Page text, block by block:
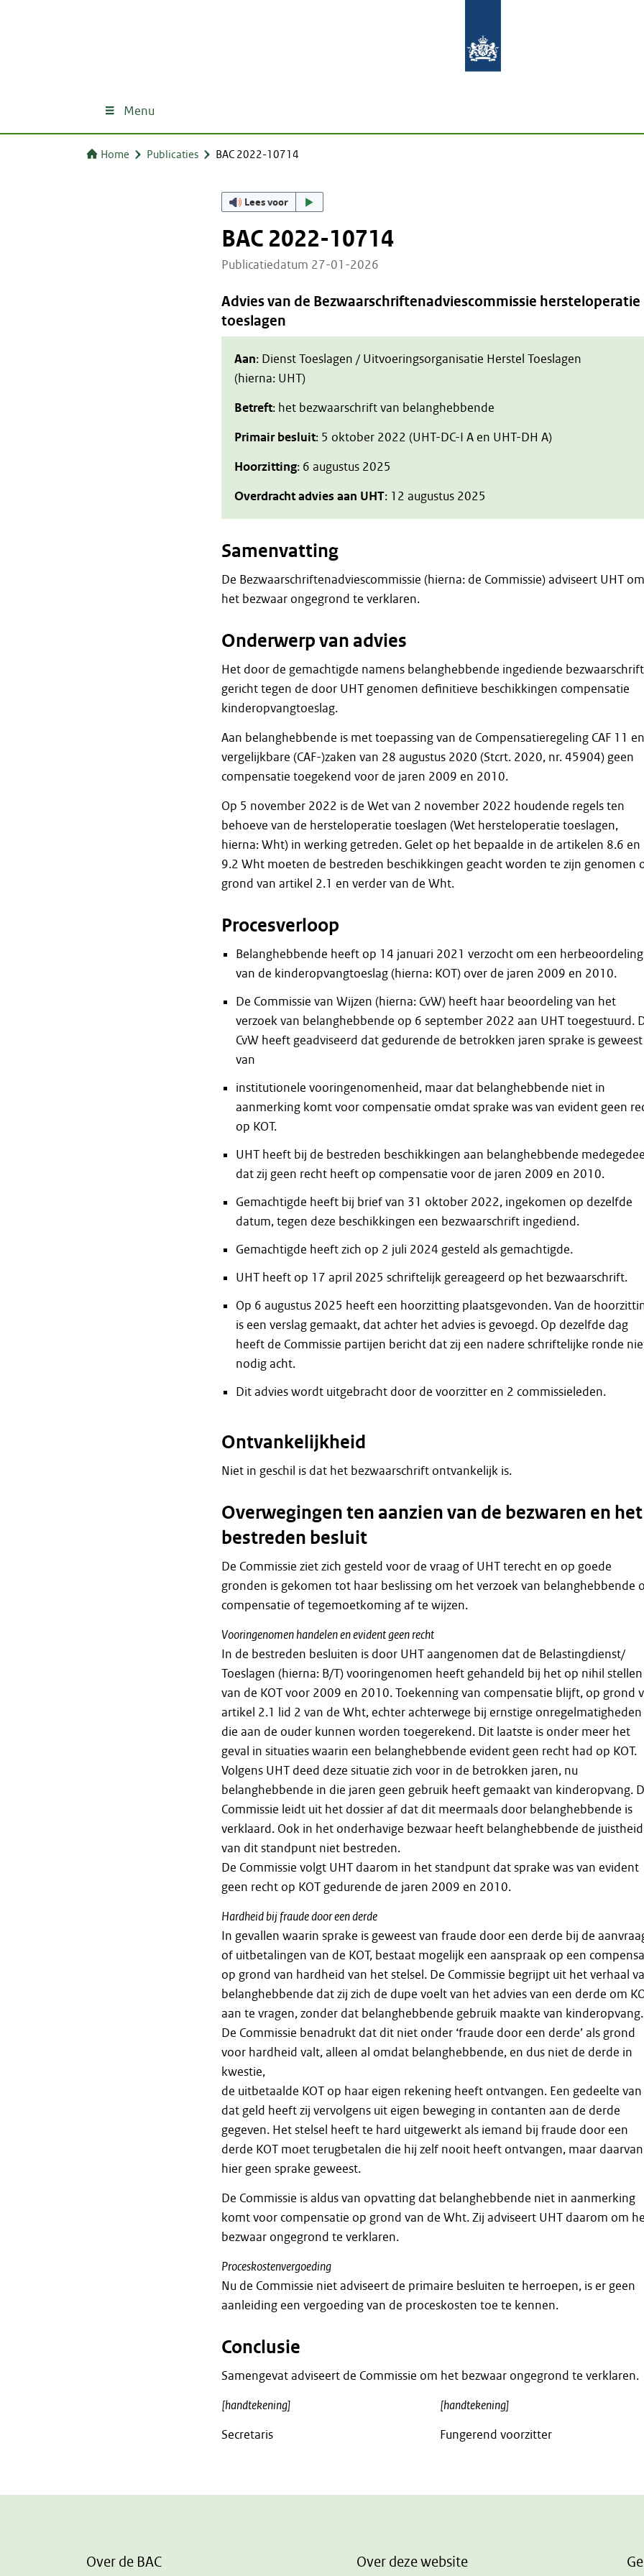
Menu
Home Publicaties BAC 2022-10714
Lees voor
BAC 2022-10714
Publicatiedatum 27-01-2026
Advies van de Bezwaarschriftenadviescommissie hersteloperatie
toeslagen
Aan: Dienst Toeslagen / Uitvoeringsorganisatie Herstel Toeslagen
(hierna: UHT)
Betreft: het bezwaarschrift van belanghebbende
Primair besluit: 5 oktober 2022 (UHT-DC-I A en UHT-DH A)
Hoorzitting: 6 augustus 2025
Overdracht advies aan UHT: 12 augustus 2025
Samenvatting
De Bezwaarschriftenadviescommissie (hierna: de Commissie) adviseert UHT om
het bezwaar ongegrond te verklaren.
Onderwerp van advies
Het door de gemachtigde namens belanghebbende ingediende
gericht tegen de door UHT genomen definitieve beschikkingen compensatie
kinderopvangtoeslag.
Aan belanghebbende is met toepassing van de Compensatieregeling CAF 11 en
vergelijkbare (CAF-)zaken van 28 augustus 2020 (Stcrt. 2020, nr. 45904) geen
compensatie toegekend voor de jaren 2009 en 2010.
Op 5 november 2022 is de Wet van 2 november 2022 houdende regels ten
behoeve van de hersteloperatie toeslagen (Wet hersteloperatie toeslagen,
hierna: Wht) in werking getreden. Gelet op het bepaalde in de artikelen 8.6 en
9.2 Wht moeten de bestreden beschikkingen geacht worden te zijn genomen
grond van artikel 2.1 en verder van de Wht.
Procesverloop
Belanghebbende heeft op 14 januari 2021 verzocht om een herbeoordeling
van de kinderopvangtoeslag (hierna: KOT) over de jaren 2009 en 2010.
De Commissie van Wijzen (hierna: CvW) heeft haar beoordeling van het
verzoek van belanghebbende op 6 september 2022 aan UHT toegestuurd.
CvW heeft geadviseerd dat gedurende de betrokken jaren sprake is geweest
van
institutionele vooringenomenheid, maar dat belanghebbende niet in
aanmerking komt voor compensatie omdat sprake was van evident geen
op KOT.
UHT heeft bij de bestreden beschikkingen aan belanghebbende
dat zij geen recht heeft op compensatie voor de jaren 2009 en 2010.
Gemachtigde heeft bij brief van 31 oktober 2022, ingekomen op dezelfde
datum, tegen deze beschikkingen een bezwaarschrift ingediend.
Gemachtigde heeft zich op 2 juli 2024 gesteld als gemachtigde.
UHT heeft op 17 april 2025 schriftelijk gereageerd op het bezwaarschrift.
Op 6 augustus 2025 heeft een hoorzitting plaatsgevonden. Van de
is een verslag gemaakt, dat achter het advies is gevoegd. Op dezelfde dag
heeft de Commissie partijen bericht dat zij een nadere schriftelijke ronde
nodig acht.
Dit advies wordt uitgebracht door de voorzitter en 2 commissieleden.
Ontvankelijkheid
Niet in geschil is dat het bezwaarschrift ontvankelijk is.
Overwegingen ten aanzien van de bezwaren en het
bestreden besluit
De Commissie ziet zich gesteld voor de vraag of UHT terecht en op goede
gronden is gekomen tot haar beslissing om het verzoek van belanghebbende
compensatie of tegemoetkoming af te wijzen.
Vooringenomen handelen en evident geen recht
In de bestreden besluiten is door UHT aangenomen dat de Belastingdienst/
Toeslagen (hierna: B/T) vooringenomen heeft gehandeld bij het op nihil stellen
van de KOT voor 2009 en 2010. Toekenning van compensatie blijft, op grond
artikel 2.1 lid 2 van de Wht, echter achterwege bij ernstige onregelmatigheden
die aan de ouder kunnen worden toegerekend. Dit laatste is onder meer het
geval in situaties waarin een belanghebbende evident geen recht had op KOT.
Volgens UHT deed deze situatie zich voor in de betrokken jaren, nu
belanghebbende in die jaren geen gebruik heeft gemaakt van kinderopvang.
Commissie leidt uit het dossier af dat dit meermaals door belanghebbende is
verklaard. Ook in het onderhavige bezwaar heeft belanghebbende de juistheid
van dit standpunt niet bestreden.
De Commissie volgt UHT daarom in het standpunt dat sprake was van evident
geen recht op KOT gedurende de jaren 2009 en 2010.
Hardheid bij fraude door een derde
In gevallen waarin sprake is geweest van fraude door een derde bij de
of uitbetalingen van de KOT, bestaat mogelijk een aanspraak op een
op grond van hardheid van het stelsel. De Commissie begrijpt uit het verhaal
belanghebbende dat zij zich de dupe voelt van het advies van een derde om
aan te vragen, zonder dat belanghebbende gebruik maakte van kinderopvang.
De Commissie benadrukt dat dit niet onder ‘fraude door een derde’ als grond
voor hardheid valt, alleen al omdat belanghebbende, en dus niet de derde in
kwestie,
de uitbetaalde KOT op haar eigen rekening heeft ontvangen. Een gedeelte van
dat geld heeft zij vervolgens uit eigen beweging in contanten aan de derde
gegeven. Het stelsel heeft te hard uitgewerkt als iemand bij fraude door een
derde KOT moet terugbetalen die hij zelf nooit heeft ontvangen, maar
hier geen sprake geweest.
De Commissie is aldus van opvatting dat belanghebbende niet in aanmerking
komt voor compensatie op grond van de Wht. Zij adviseert UHT daarom om
bezwaar ongegrond te verklaren.
Proceskostenvergoeding
Nu de Commissie niet adviseert de primaire besluiten te herroepen, is er geen
aanleiding een vergoeding van de proceskosten toe te kennen.
Conclusie
Samengevat adviseert de Commissie om het bezwaar ongegrond te verklaren.
[handtekening]
Secretaris
[handtekening]
Fungerend voorzitter
Over de BAC Over deze website